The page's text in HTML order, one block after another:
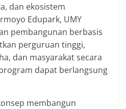
dan ekosistem
Edupark, UMY
pembangunan berbasis
perguruan tinggi,
dan masyarakat secara
dapat berlangsung
membangun